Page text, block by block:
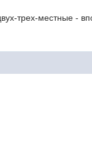
трех-местные -